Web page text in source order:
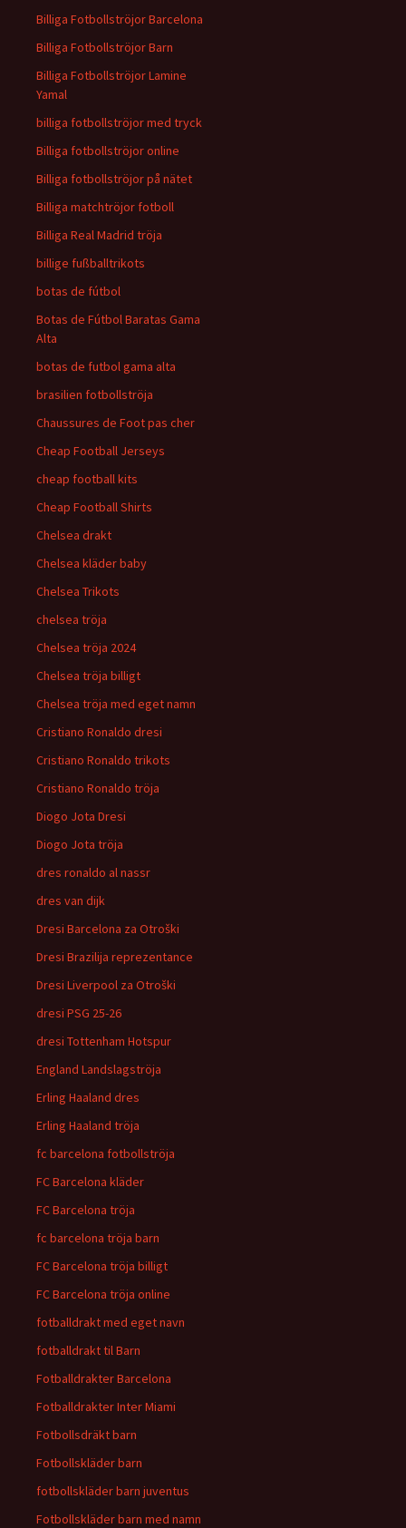
Billiga Fotbollströjor Barcelona
Billiga Fotbollströjor Barn
Billiga Fotbollströjor Lamine
Yamal
billiga fotbollströjor med tryck
Billiga fotbollströjor online
Billiga fotbollströjor på nätet
Billiga matchtröjor fotboll
Billiga Real Madrid tröja
billige fußballtrikots
botas de fútbol
Botas de Fútbol Baratas Gama
Alta
botas de futbol gama alta
brasilien fotbollströja
Chaussures de Foot pas cher
Cheap Football Jerseys
cheap football kits
Cheap Football Shirts
Chelsea drakt
Chelsea kläder baby
Chelsea Trikots
chelsea tröja
Chelsea tröja 2024
Chelsea tröja billigt
Chelsea tröja med eget namn
Cristiano Ronaldo dresi
Cristiano Ronaldo trikots
Cristiano Ronaldo tröja
Diogo Jota Dresi
Diogo Jota tröja
dres ronaldo al nassr
dres van dijk
Dresi Barcelona za Otroški
Dresi Brazilija reprezentance
Dresi Liverpool za Otroški
dresi PSG 25-26
dresi Tottenham Hotspur
England Landslagströja
Erling Haaland dres
Erling Haaland tröja
fc barcelona fotbollströja
FC Barcelona kläder
FC Barcelona tröja
fc barcelona tröja barn
FC Barcelona tröja billigt
FC Barcelona tröja online
fotballdrakt med eget navn
fotballdrakt til Barn
Fotballdrakter Barcelona
Fotballdrakter Inter Miami
Fotbollsdräkt barn
Fotbollskläder barn
fotbollskläder barn juventus
Fotbollskläder barn med namn